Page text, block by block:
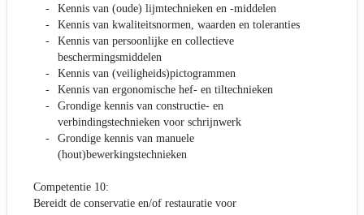
Kennis van (oude) lijmtechnieken en -middelen
Kennis van kwaliteitsnormen, waarden en toleranties
Kennis van persoonlijke en collectieve
beschermingsmiddelen
Kennis van (veiligheids)pictogrammen
Kennis van ergonomische hef- en tiltechnieken
Grondige kennis van constructie- en
verbindingstechnieken voor schrijnwerk
Grondige kennis van manuele
(hout)bewerkingstechnieken
Competentie 10:
Bereidt de conservatie en/of restauratie voor